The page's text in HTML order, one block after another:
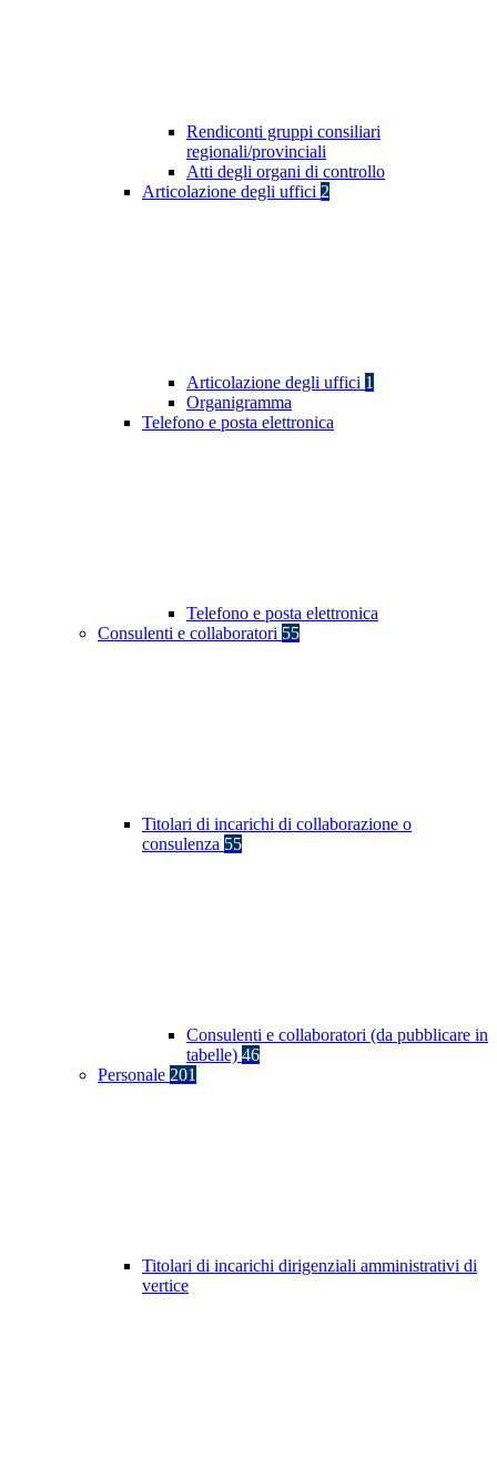
Rendiconti gruppi consiliari
regionali/provinciali
Atti degli organi di controllo
Articolazione degli uffici 2
Articolazione degli uffici 1
Organigramma
Telefono e posta elettronica
Telefono e posta elettronica
Consulenti e collaboratori 55
Titolari di incarichi di collaborazione o
consulenza 55
Consulenti e collaboratori (da pubblicare in
tabelle) 46
Personale 201
Titolari di incarichi dirigenziali amministrativi di
vertice